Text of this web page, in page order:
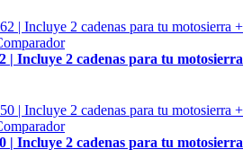
| Incluye 2 cadenas para tu
| Incluye 2 cadenas para tu